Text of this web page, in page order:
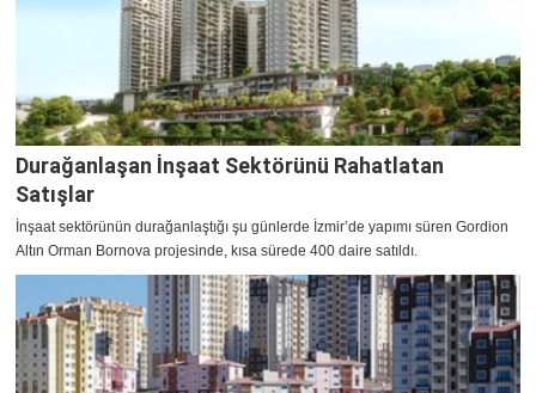
Durağanlaşan İnşaat Sektörünü Rahatlatan
Satışlar
İnşaat sektörünün durağanlaştığı şu günlerde İzmir’de yapımı süren Gordion
Altın Orman Bornova projesinde, kısa sürede 400 daire satıldı.